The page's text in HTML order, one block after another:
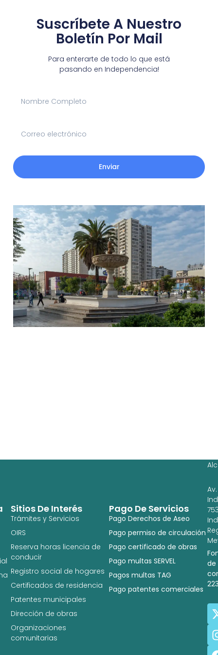
Suscríbete A Nuestro
Boletín Por Mail
Para enterarte de todo lo que está
pasando en Independencia!
Enviar
Pago De Servicios
Pago Derechos de Aseo
Pago permiso de circulación
Pago certificado de obras
Pago multas SERVEL
Pagos multas TAG
Pago patentes comerciales
Sitios De Interés
Trámites y Servicios
OIRS
Reserva horas licencia de
conducir
Registro social de hogares
Certificados de residencia
Patentes municipales
Dirección de obras
Organizaciones
comunitarias
Av.
de